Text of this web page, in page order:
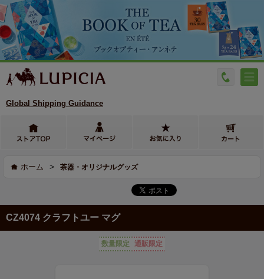
Global Shipping Guidance
ホーム > 茶器・オリジナルグッズ
CZ4074 クラフトユー マグ
数量限定 通販限定